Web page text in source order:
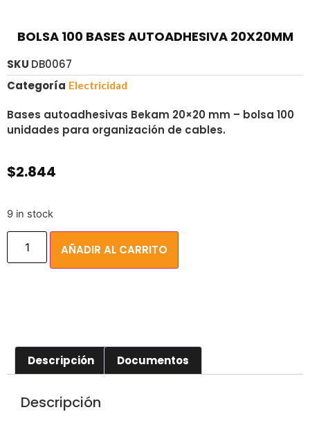
BOLSA 100 BASES AUTOADHESIVA 20X20MM
SKU DB0067
Categoría Electricidad
Bases autoadhesivas Bekam 20×20 mm – bolsa 100
unidades para organización de cables.
$2.844
9 in stock
AÑADIR AL CARRITO
Descripción Documentos
Descripción